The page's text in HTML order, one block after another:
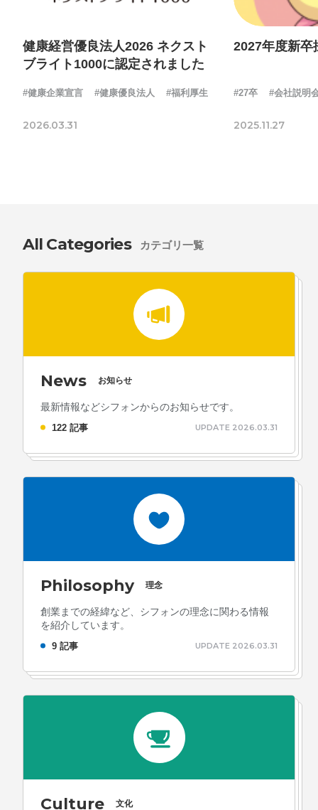
健康経営優良法人2026 ネクスト
ブライト1000に認定されました
#健康企業宣言 #健康優良法人 #福利厚生
2026.03.31
2027年度新卒
#27卒 #会社説明
2025.11.27
All Categories カテゴリ一覧
News お知らせ
最新情報などシフォンからのお知らせです。
122 記事 UPDATE 2026.03.31
Philosophy 理念
創業までの経緯など、シフォンの理念に関わる情報
を紹介しています。
9 記事 UPDATE 2026.03.31
Culture 文化